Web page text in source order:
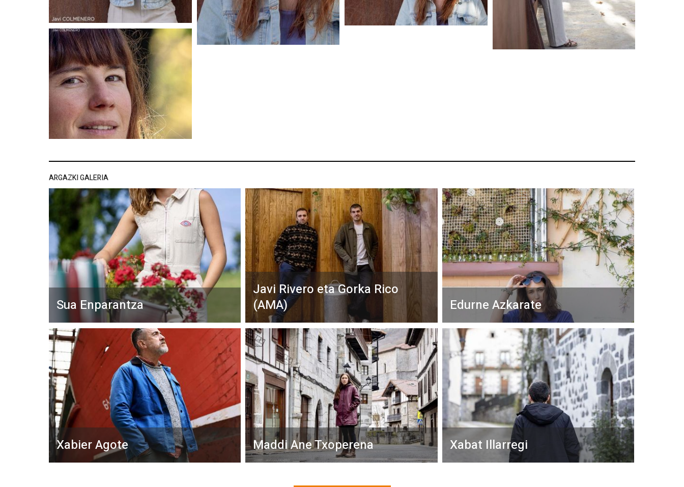
ARGAZKI GALERIA
Sua Enparantza
Javi Rivero eta Gorka Rico
(AMA)
Edurne Azkarate
Xabier Agote Maddi Ane Txoperena Xabat Illarregi